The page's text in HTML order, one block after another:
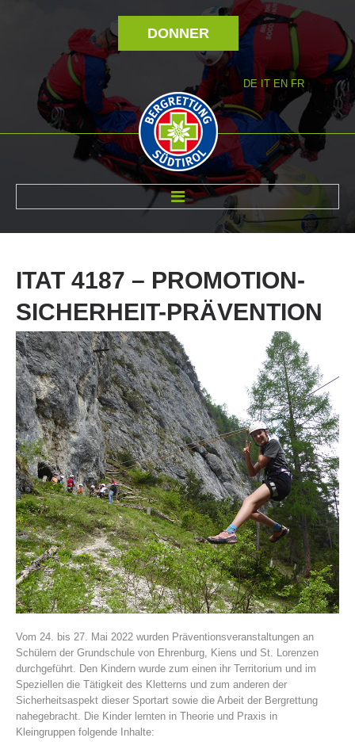
DONNER
DE IT EN FR
Histoire de l'association
ITAT 4187 – PROMOTION-
SICHERHEIT-PRÄVENTION
Vom 24. bis 27. Mai 2022 wurden Präventionsveranstaltungen an
Schülern der Grundschule von Ehrenburg, Kiens und St. Lorenzen
durchgeführt. Den Kindern wurde zum einen ihr Territorium und im
Speziellen die Tätigkeit des Kletterns und zum anderen der
Sicherheitsaspekt dieser Sportart sowie die Arbeit der Bergrettung
nahegebracht. Die Kinder lernten in Theorie und Praxis in
Kleingruppen folgende Inhalte: